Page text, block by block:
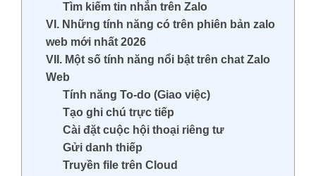
Tìm kiếm tin nhắn trên Zalo
VI. Những tính năng có trên phiên bản zalo
web mới nhất 2026
VII. Một số tính năng nổi bật trên chat Zalo
Web
Tính năng To-do (Giao việc)
Tạo ghi chú trực tiếp
Cài đặt cuộc hội thoại riêng tư
Gửi danh thiếp
Truyền file trên Cloud